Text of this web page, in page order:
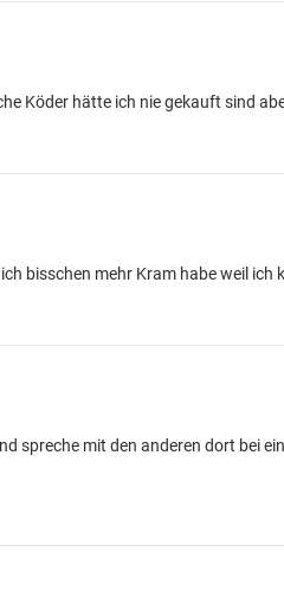
Köder hätte ich nie gekauft sind
bisschen mehr Kram habe weil ich
spreche mit den anderen dort bei